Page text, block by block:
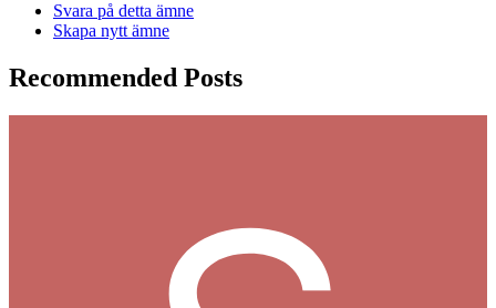
Svara på detta ämne
Skapa nytt ämne
Recommended Posts